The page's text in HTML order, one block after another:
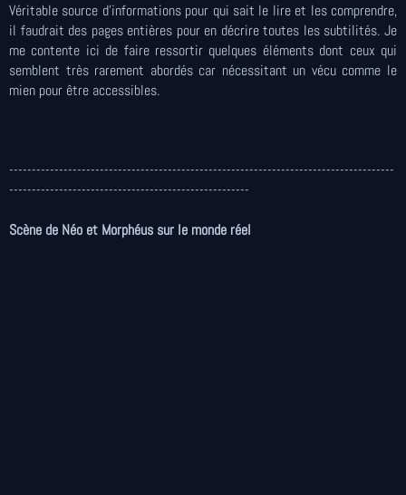
Véritable source d'informations pour qui sait le lire et les comprendre,
il faudrait des pages entières pour en décrire toutes les subtilités. Je
me contente ici de faire ressortir quelques éléments dont ceux qui
semblent très rarement abordés car nécessitant un vécu comme le
mien pour être accessibles.
-------------------------------------------------------------------------------------
-----------------------------------------------------
Scène de Néo et Morphéus sur le monde réel